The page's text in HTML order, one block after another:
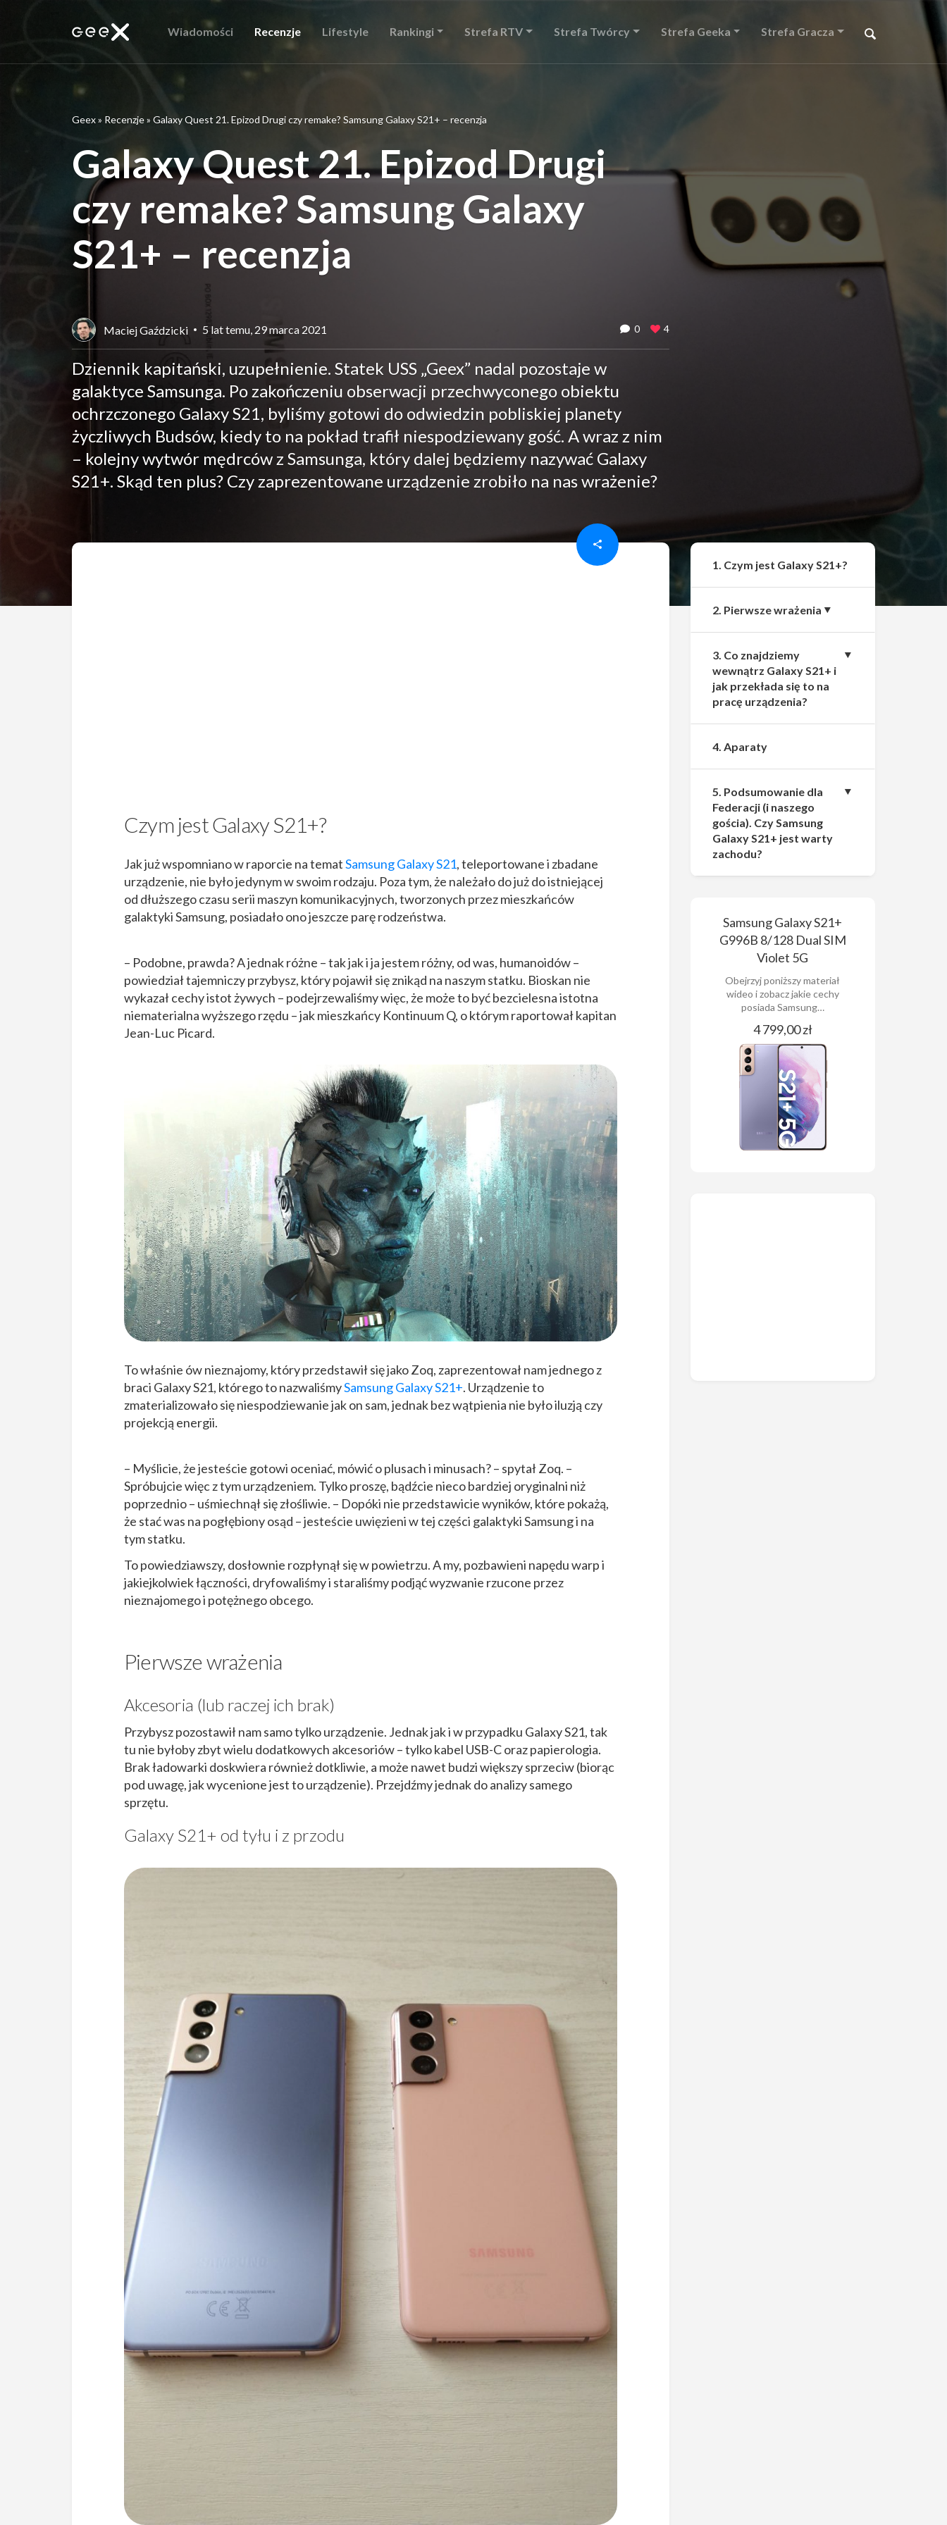
Wiadomości Recenzje Lifestyle Rankingi Strefa RTV Strefa Twórcy Strefa Geeka Strefa Gracza
Geex» Recenzje» Galaxy Quest 21. Epizod Drugi czy remake? Samsung Galaxy S21+ – recenzja
Galaxy Quest 21. Epizod Drugi
czy remake? Samsung Galaxy
S21+ – recenzja
Maciej Gaździcki 5 lat temu, 29 marca 2021 0 4
Dziennik kapitański, uzupełnienie. Statek USS „Geex” nadal pozostaje w
galaktyce Samsunga. Po zakończeniu obserwacji przechwyconego obiektu
ochrzczonego Galaxy S21, byliśmy gotowi do odwiedzin pobliskiej planety
życzliwych Budsów, kiedy to na pokład trafił niespodziewany gość. A wraz z nim
– kolejny wytwór mędrców z Samsunga, który dalej będziemy nazywać Galaxy
S21+. Skąd ten plus? Czy zaprezentowane urządzenie zrobiło na nas wrażenie?
Czym jest Galaxy S21+?
Jak już wspomniano w raporcie na tematSamsung Galaxy S21, teleportowane i zbadane
urządzenie, nie było jedynym w swoim rodzaju. Poza tym, że należało do już do istniejącej
od dłuższego czasu serii maszyn komunikacyjnych, tworzonych przez mieszkańców
galaktyki Samsung, posiadało ono jeszcze parę rodzeństwa.
– Podobne, prawda? A jednak różne – tak jak i ja jestem różny, od was, humanoidów –
powiedział tajemniczy przybysz, który pojawił się znikąd na naszym statku. Bioskan nie
wykazał cechy istot żywych – podejrzewaliśmy więc, że może to być bezcielesna istotna
niematerialna wyższego rzędu – jak mieszkańcy Kontinuum Q, o którym raportował kapitan
Jean-Luc Picard.
To właśnie ów nieznajomy, który przedstawił się jako Zoq, zaprezentował nam jednego z
braci Galaxy S21, którego to nazwaliśmySamsung Galaxy S21+. Urządzenie to
zmaterializowało się niespodziewanie jak on sam, jednak bez wątpienia nie było iluzją czy
projekcją energii.
– Myślicie, że jesteście gotowi oceniać, mówić o plusach i minusach? – spytał Zoq. –
Spróbujcie więc z tym urządzeniem. Tylko proszę, bądźcie nieco bardziej oryginalni niż
poprzednio – uśmiechnął się złośliwie. – Dopóki nie przedstawicie wyników, które pokażą,
że stać was na pogłębiony osąd – jesteście uwięzieni w tej części galaktyki Samsung i na
tym statku.
To powiedziawszy, dosłownie rozpłynął się w powietrzu. A my, pozbawieni napędu warp i
jakiejkolwiek łączności, dryfowaliśmy i staraliśmy podjąć wyzwanie rzucone przez
nieznajomego i potężnego obcego.
Pierwsze wrażenia
Akcesoria (lub raczej ich brak)
Przybysz pozostawił nam samo tylko urządzenie. Jednak jak i w przypadku Galaxy S21, tak
tu nie byłoby zbyt wielu dodatkowych akcesoriów – tylko kabel USB-C oraz papierologia.
Brak ładowarki doskwiera również dotkliwie, a może nawet budzi większy sprzeciw (biorąc
pod uwagę, jak wycenione jest to urządzenie). Przejdźmy jednak do analizy samego
sprzętu.
Galaxy S21+ od tyłu i z przodu
1. Czym jest Galaxy S21+?
2. Pierwsze wrażenia
3. Co znajdziemy
wewnątrz Galaxy S21+ i
jak przekłada się to na
pracę urządzenia?
4. Aparaty
5. Podsumowanie dla
Federacji (i naszego
gościa). Czy Samsung
Galaxy S21+ jest warty
zachodu?
Samsung Galaxy S21+
G996B 8/128 Dual SIM
Violet 5G
Obejrzyj poniższy materiał
wideo i zobacz jakie cechy
posiada Samsung…
4 799,00 zł